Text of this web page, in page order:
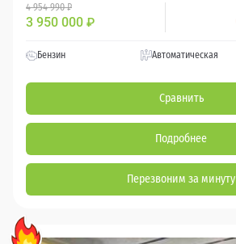
4 954 990 ₽
3 950 000 ₽
Бензин Автоматическая
Сравнить
Подробнее
Перезвоним за минуту